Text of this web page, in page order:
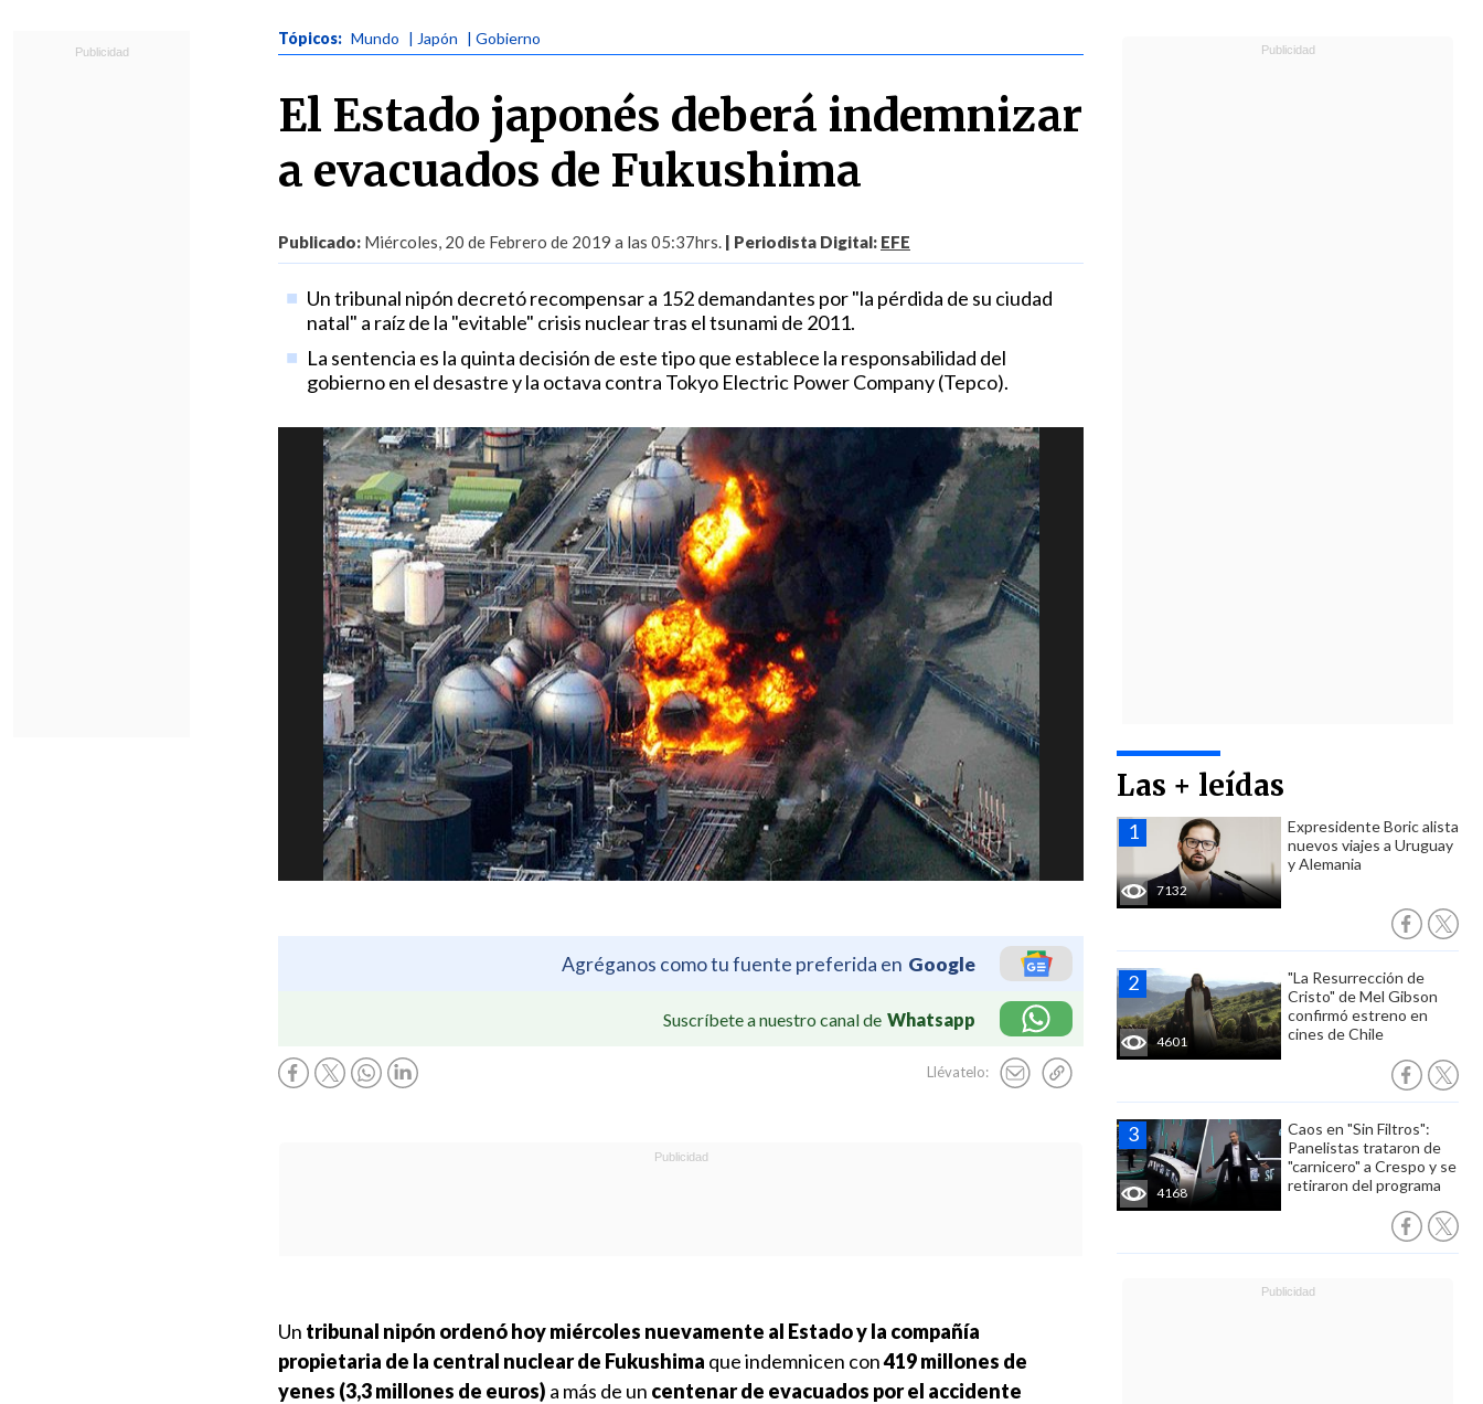
Tópicos: Mundo | Japón | Gobierno
El Estado japonés deberá indemnizar
a evacuados de Fukushima
Publicado: Miércoles, 20 de Febrero de 2019 a las 05:37hrs. | Periodista Digital: EFE
Un tribunal nipón decretó recompensar a 152 demandantes por "la pérdida de su ciudad
natal" a raíz de la "evitable" crisis nuclear tras el tsunami de 2011.
La sentencia es la quinta decisión de este tipo que establece la responsabilidad del
gobierno en el desastre y la octava contra Tokyo Electric Power Company (Tepco).
Agréganos como tu fuente preferida en Google
Suscríbete a nuestro canal de Whatsapp
Llévatelo:
Las + leídas
7132
Expresidente Boric alista
nuevos viajes a Uruguay
y Alemania
4601
"La Resurrección de
Cristo" de Mel Gibson
confirmó estreno en
cines de Chile
4168
Caos en "Sin Filtros":
Panelistas trataron de
"carnicero" a Crespo y se
retiraron del programa
Un tribunal nipón ordenó hoy miércoles nuevamente al Estado y la compañía
propietaria de la central nuclear de Fukushima que indemnicen con419 millones de
yenes (3,3 millones de euros) a más de un centenar de evacuados por el accidente